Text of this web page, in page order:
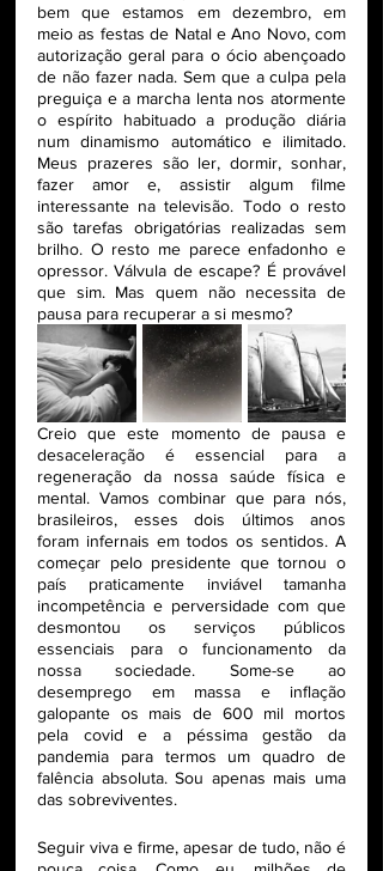
bem que estamos em dezembro, em
meio as festas de Natal e Ano Novo, com
autorização geral para o ócio abençoado
de não fazer nada. Sem que a culpa pela
preguiça e a marcha lenta nos atormente
o espírito habituado a produção diária
num dinamismo automático e ilimitado.
Meus prazeres são ler, dormir, sonhar,
fazer amor e, assistir algum filme
interessante na televisão. Todo o resto
são tarefas obrigatórias realizadas sem
brilho. O resto me parece enfadonho e
opressor. Válvula de escape? É provável
que sim. Mas quem não necessita de
pausa para recuperar a si mesmo?
Creio que este momento de pausa e
desaceleração é essencial para a
regeneração da nossa saúde física e
mental. Vamos combinar que para nós,
brasileiros, esses dois últimos anos
foram infernais em todos os sentidos. A
começar pelo presidente que tornou o
país praticamente inviável tamanha
incompetência e perversidade com que
desmontou os serviços públicos
essenciais para o funcionamento da
nossa sociedade. Some-se ao
desemprego em massa e inflação
galopante os mais de 600 mil mortos
pela covid e a péssima gestão da
pandemia para termos um quadro de
falência absoluta. Sou apenas mais uma
das sobreviventes.
Seguir viva e firme, apesar de tudo, não é